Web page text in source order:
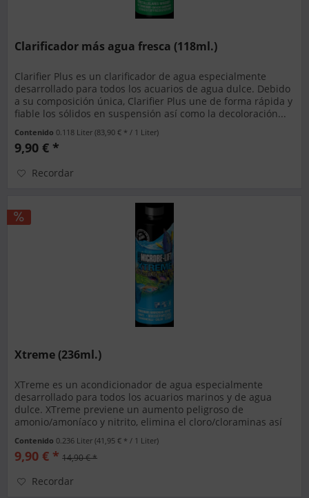
Clarificador más agua fresca (118ml.)
Clarifier Plus es un clarificador de agua especialmente
desarrollado para todos los acuarios de agua dulce. Debido
a su composición única, Clarifier Plus une de forma rápida y
fiable los sólidos en suspensión así como la decoloración...
Contenido 0.118 Liter(83,90 € * / 1 Liter)
9,90 € *
Recordar
Xtreme (236ml.)
XTreme es un acondicionador de agua especialmente
desarrollado para todos los acuarios marinos y de agua
dulce. XTreme previene un aumento peligroso de
amonio/amoníaco y nitrito, elimina el cloro/cloraminas así
Contenido 0.236 Liter(41,95 € * / 1 Liter)
9,90 € * 14,90 € *
Recordar